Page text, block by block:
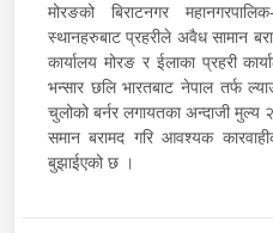
मोरङको बिराटनगर
स्थानहरुबाट प्रहरीले अवैध सामान
कार्यालय मोरङ र ईलाका प्रहरी
भन्सार छलि भारतबाट नेपाल तर्फ
चुलोको बर्नर लगायतका अन्दाजी
समान बरामद गरि आवश्यक
बुझाईएको छ ।